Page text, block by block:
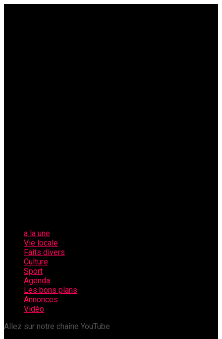
a la une
Vie locale
Faits divers
Culture
Sport
Agenda
Les bons plans
Annonces
Vidéo
Allez sur notre chaîne YouTube